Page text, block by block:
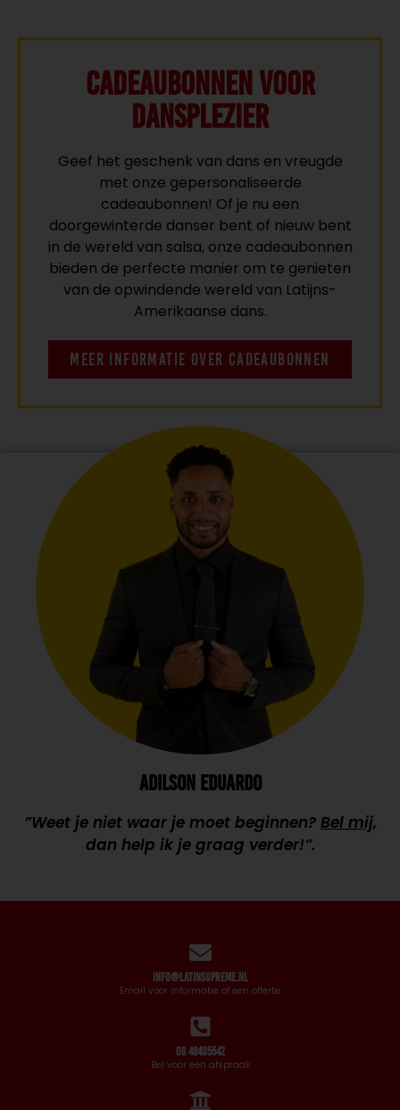
Cadeaubonnen voor
Dansplezier
Geef het geschenk van dans en vreugde
met onze gepersonaliseerde
cadeaubonnen! Of je nu een
doorgewinterde danser bent of nieuw bent
in de wereld van salsa, onze cadeaubonnen
bieden de perfecte manier om te genieten
van de opwindende wereld van Latijns-
Amerikaanse dans.
MEER INFORMATIE OVER CADEAUBONNEN
ADILSON EDUARDO
”Weet je niet waar je moet beginnen? Bel mij,
dan help ik je graag verder!”.
info@latinsupreme.nl
Email voor informatie of een offerte
06 48405542
Bel voor een afspraak